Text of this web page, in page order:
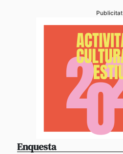
Publicitat
Enquesta